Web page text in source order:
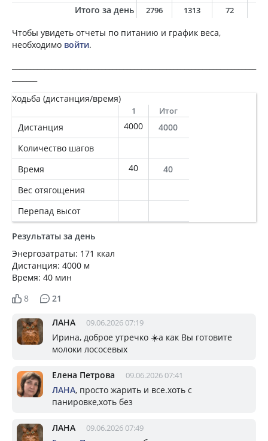
Итого за день 2796 1313 72
Чтобы увидеть отчеты по питанию и график веса,
необходимо войти.
Ходьба (дистанция/время)
1 Итог
Дистанция 4000
4000
Количество шагов
Время
40
40
Вес отягощения
Перепад высот
Результаты за день
Энергозатраты: 171 ккал
Дистанция: 4000 м
Время: 40 мин
8
21
ЛАНА 09.06.2026 07:19
Ирина, доброе утречко ☀️а как Вы готовите
молоки лососевых
Елена Петрова 09.06.2026 07:41
ЛАНА, просто жарить и все.хоть с
панировке,хоть без
ЛАНА 09.06.2026 07:49